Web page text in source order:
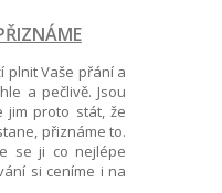
plnit Vaše přání a
a pečlivě. Jsou
jim proto stát, že
přiznáme to.
se ji co nejlépe
si ceníme i na